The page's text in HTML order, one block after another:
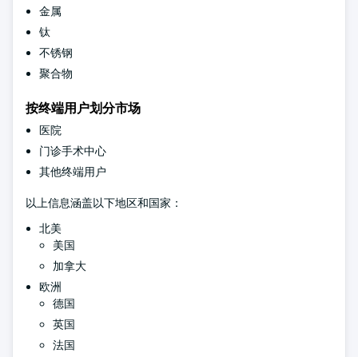
金属
钛
不锈钢
聚合物
按终端用户划分市场
医院
门诊手术中心
其他终端用户
以上信息涵盖以下地区和国家：
北美
美国
加拿大
欧洲
德国
英国
法国